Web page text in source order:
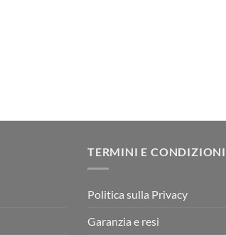
TERMINI E CONDIZIONI
Politica sulla Privacy
Garanzia e resi